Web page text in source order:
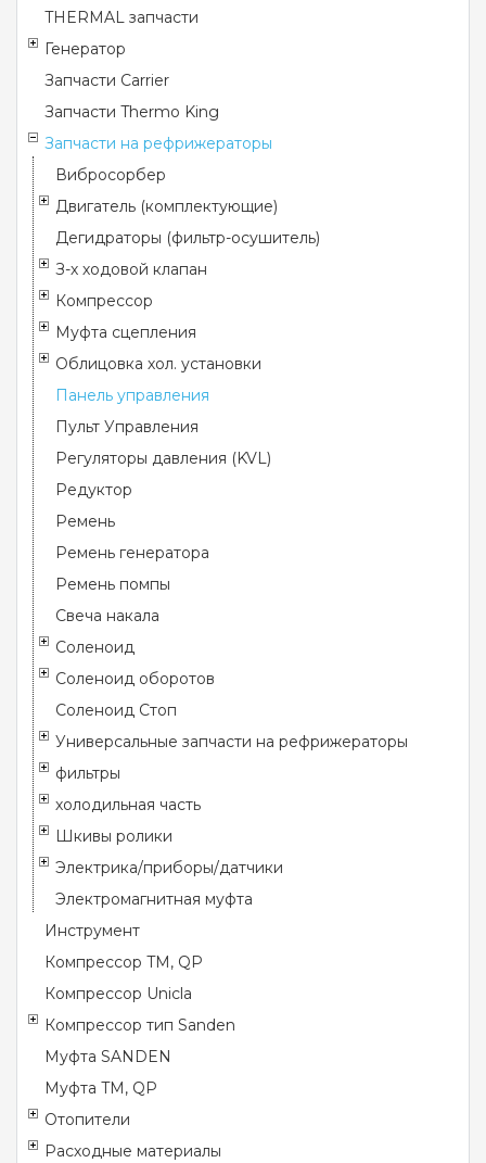
THERMAL запчасти
Генератор
Запчасти Carrier
Запчасти Thermo King
Запчасти на рефрижераторы
Вибросорбер
Двигатель (комплектующие)
Дегидраторы (фильтр-осушитель)
З-х ходовой клапан
Компрессор
Муфта сцепления
Облицовка хол. установки
Панель управления
Пульт Управления
Регуляторы давления (KVL)
Редуктор
Ремень
Ремень генератора
Ремень помпы
Свеча накала
Соленоид
Соленоид оборотов
Соленоид Стоп
Универсальные запчасти на рефрижераторы
фильтры
холодильная часть
Шкивы ролики
Электрика/приборы/датчики
Электромагнитная муфта
Инструмент
Компрессор TM, QP
Компрессор Unicla
Компрессор тип Sanden
Муфта SANDEN
Муфта TM, QP
Отопители
Расходные материалы